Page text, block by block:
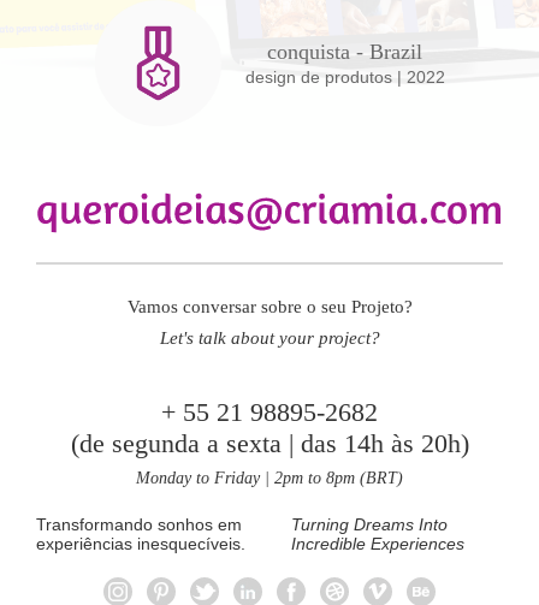
conquista - Brazil
design de produtos| 2022
Vamos conversar sobre o seu Projeto?
Let's talk about your project?
+ 55 21 98895-2682
(de segunda a sexta | das 14h às 20h)
Monday to Friday | 2pm to 8pm (BRT)
Transformando sonhos em
experiências inesquecíveis.
Turning Dreams Into
Incredible Experiences